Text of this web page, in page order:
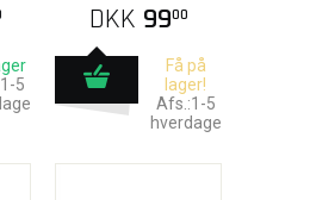
5
DKK 9900
Få på
lager!
Afs.:1-5
hverdage